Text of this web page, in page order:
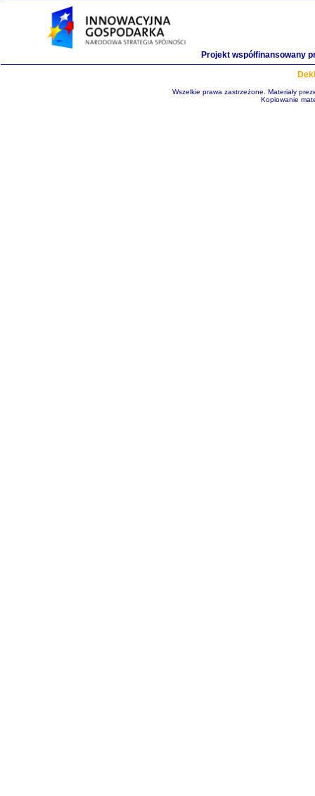
Projekt współfinansowany
Wszelkie prawa zastrzeżone. Materiały
Kopiowanie